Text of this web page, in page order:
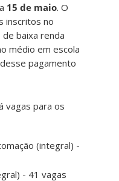
15 de maio. O
inscritos no
baixa renda
médio em escola
pagamento
vagas para os
(integral) -
- 41 vagas